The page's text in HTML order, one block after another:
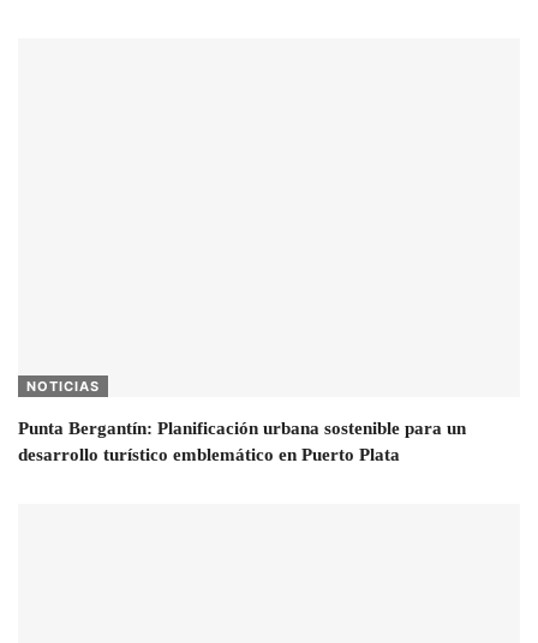
NOTICIAS
Punta Bergantín: Planificación urbana sostenible para un
desarrollo turístico emblemático en Puerto Plata